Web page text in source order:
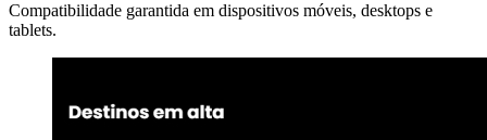
Compatibilidade garantida em dispositivos móveis, desktops e
tablets.